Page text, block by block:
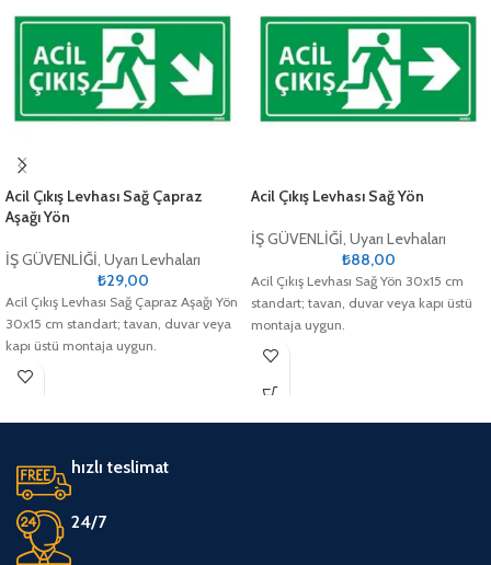
Acil Çıkış Levhası Sağ Çapraz
Aşağı Yön
İŞ GÜVENLİĞİ, Uyarı Levhaları
₺29,00
Acil Çıkış Levhası Sağ Çapraz Aşağı Yön
30x15 cm standart; tavan, duvar veya
kapı üstü montaja uygun.
Acil Çıkış Levhası Sağ Yön
İŞ GÜVENLİĞİ, Uyarı Levhaları
₺88,00
Acil Çıkış Levhası Sağ Yön 30x15 cm
standart; tavan, duvar veya kapı üstü
montaja uygun.
hızlı teslimat
24/7